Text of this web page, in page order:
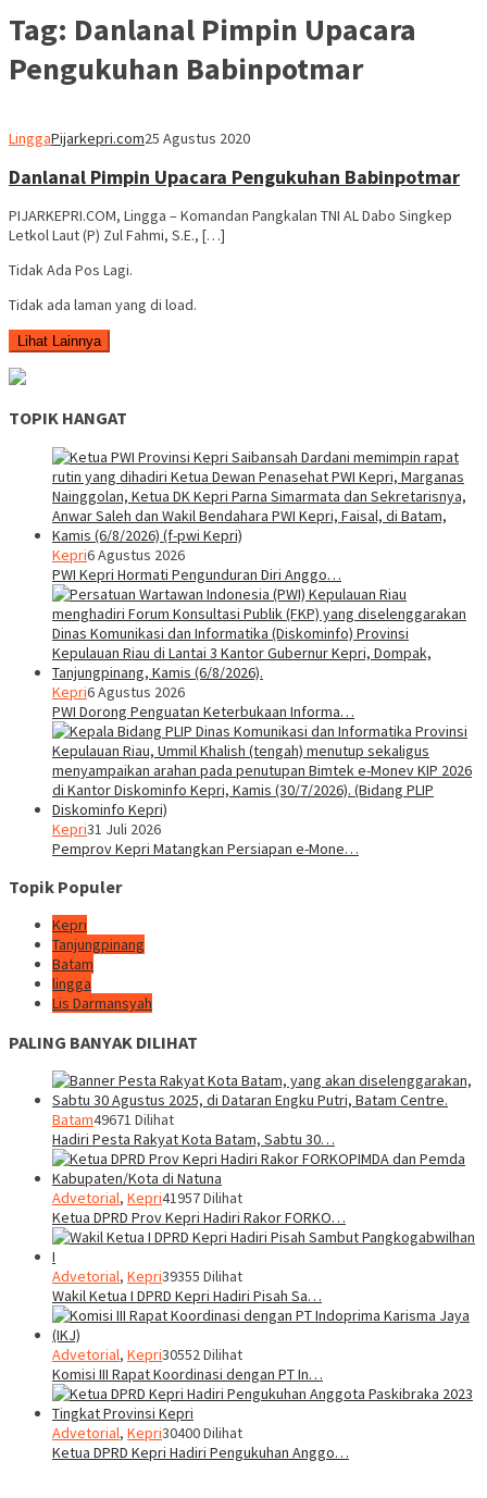
Tag: Danlanal Pimpin Upacara
Pengukuhan Babinpotmar
LinggaPijarkepri.com25 Agustus 2020
Danlanal Pimpin Upacara Pengukuhan Babinpotmar
PIJARKEPRI.COM, Lingga – Komandan Pangkalan TNI AL Dabo Singkep
Letkol Laut (P) Zul Fahmi, S.E., […]
Tidak Ada Pos Lagi.
Tidak ada laman yang di load.
Lihat Lainnya
TOPIK HANGAT
Kepri6 Agustus 2026
PWI Kepri Hormati Pengunduran Diri Anggo…
Kepri6 Agustus 2026
PWI Dorong Penguatan Keterbukaan Informa…
Kepri31 Juli 2026
Pemprov Kepri Matangkan Persiapan e-Mone…
Topik Populer
Kepri
Tanjungpinang
Batam
lingga
Lis Darmansyah
PALING BANYAK DILIHAT
Batam49671 Dilihat
Hadiri Pesta Rakyat Kota Batam, Sabtu 30…
Advetorial, Kepri41957 Dilihat
Ketua DPRD Prov Kepri Hadiri Rakor FORKO…
Advetorial, Kepri39355 Dilihat
Wakil Ketua I DPRD Kepri Hadiri Pisah Sa…
Advetorial, Kepri30552 Dilihat
Komisi III Rapat Koordinasi dengan PT In…
Advetorial, Kepri30400 Dilihat
Ketua DPRD Kepri Hadiri Pengukuhan Anggo…